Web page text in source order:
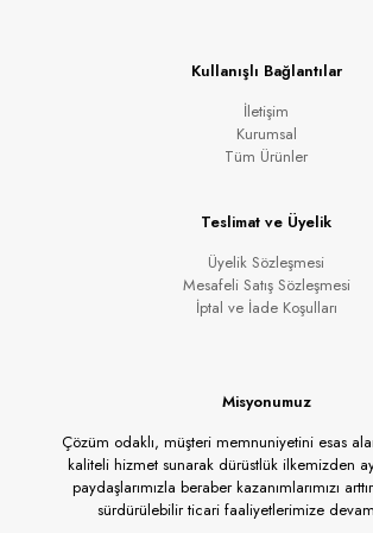
Kullanışlı Bağlantılar
İletişim
Kurumsal
Tüm Ürünler
Teslimat ve Üyelik
Üyelik Sözleşmesi
Mesafeli Satış Sözleşmesi
İptal ve İade Koşulları
Misyonumuz
Çözüm odaklı, müşteri memnuniyetini esas
kaliteli hizmet sunarak dürüstlük ilkemizden
paydaşlarımızla beraber kazanımlarımızı
sürdürülebilir ticari faaliyetlerimize